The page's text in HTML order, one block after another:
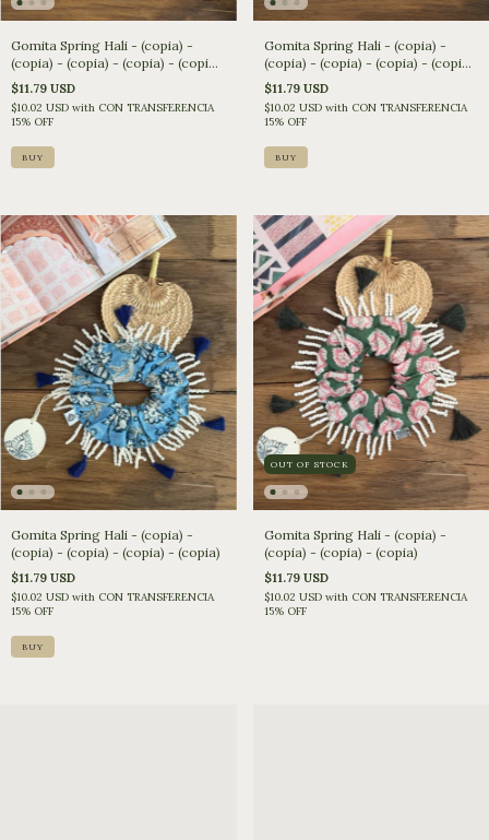
Gomita Spring Hali - (copia) -
(copia) - (copia) - (copia) - (copia)
- (copia) - (copia)
$11.79 USD
$10.02 USD with CON TRANSFERENCIA
15% OFF
Gomita Spring Hali - (copia) -
(copia) - (copia) - (copia) - (copia)
- (copia)
$11.79 USD
$10.02 USD with CON TRANSFERENCIA
15% OFF
Gomita Spring Hali - (copia) -
(copia) - (copia) - (copia) - (copia)
$11.79 USD
$10.02 USD with CON TRANSFERENCIA
15% OFF
OUT OF STOCK
Gomita Spring Hali - (copia) -
(copia) - (copia) - (copia)
$11.79 USD
$10.02 USD with CON TRANSFERENCIA
15% OFF